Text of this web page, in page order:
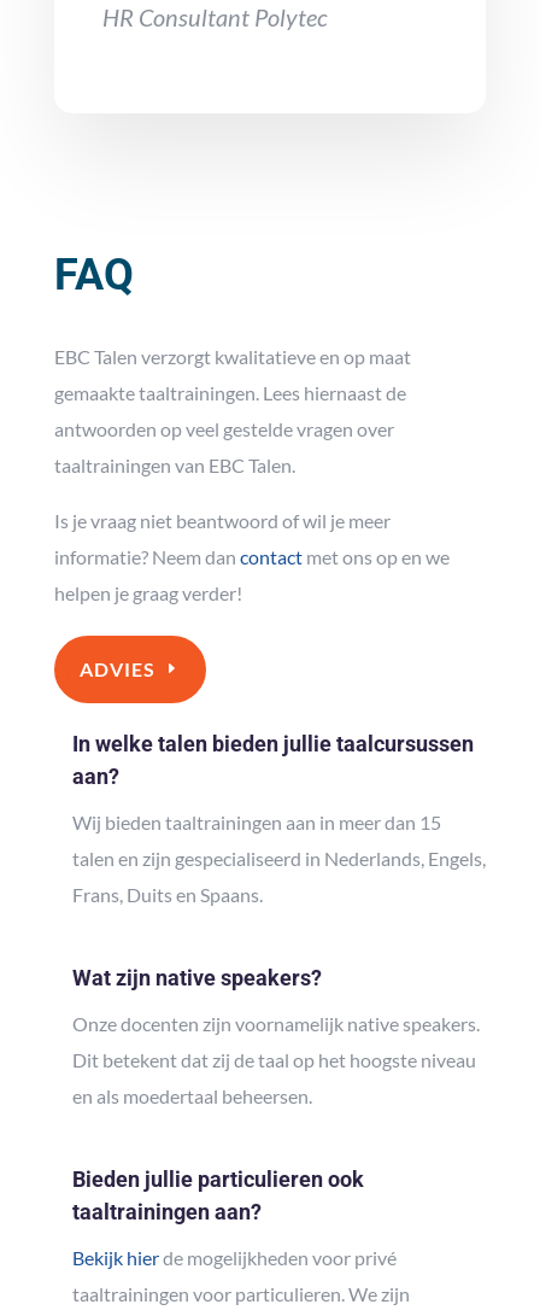
HR Consultant Polytec
FAQ
EBC Talen verzorgt kwalitatieve en op maat
gemaakte taaltrainingen. Lees hiernaast de
antwoorden op veel gestelde vragen over
taaltrainingen van EBC Talen.
Is je vraag niet beantwoord of wil je meer
informatie? Neem dan contactmet ons op en we
helpen je graag verder!
ADVIES
In welke talen bieden jullie taalcursussen
aan?
Wij bieden taaltrainingen aan in meer dan 15
talen en zijn gespecialiseerd in Nederlands, Engels,
Frans, Duits en Spaans.
Wat zijn native speakers?
Onze docenten zijn voornamelijk native speakers.
Dit betekent dat zij de taal op het hoogste niveau
en als moedertaal beheersen.
Bieden jullie particulieren ook
taaltrainingen aan?
Bekijk hierde mogelijkheden voor privé
taaltrainingen voor particulieren. We zijn